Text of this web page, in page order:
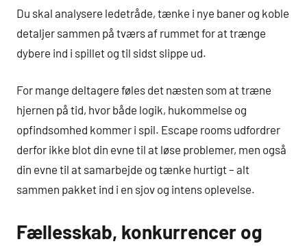
Du skal analysere ledetråde, tænke i nye baner og koble
detaljer sammen på tværs af rummet for at trænge
dybere ind i spillet og til sidst slippe ud.
For mange deltagere føles det næsten som at træne
hjernen på tid, hvor både logik, hukommelse og
opfindsomhed kommer i spil. Escape rooms udfordrer
derfor ikke blot din evne til at løse problemer, men også
din evne til at samarbejde og tænke hurtigt – alt
sammen pakket ind i en sjov og intens oplevelse.
Fællesskab, konkurrencer og